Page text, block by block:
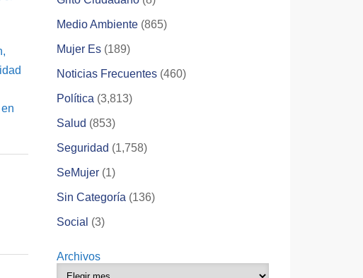
Medio Ambiente (865)
Mujer Es (189)
Noticias Frecuentes (460)
Política (3,813)
Salud (853)
Seguridad (1,758)
SeMujer (1)
Sin Categoría (136)
Social (3)
Archivos